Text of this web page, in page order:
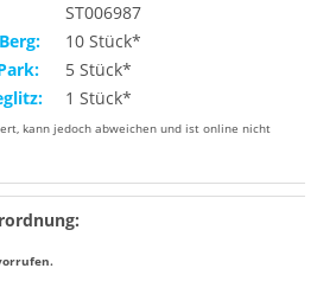
ST006987
10 Stück*
5 Stück*
1 Stück*
kann jedoch abweichen und ist online nicht